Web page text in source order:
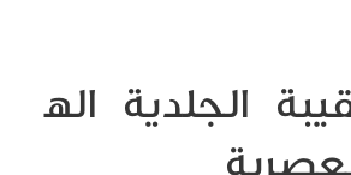
الجلدية اله